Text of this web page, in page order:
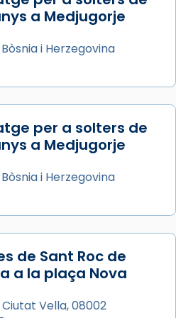
en agraïment al
de la visita apostòlica
a Barcelona, i als
de Barcelona.
el cardenal Joan
la missa i l’ha
auxiliar de Barcelona,
Barcelona
Juliana i
i màrtirs.
a Medjugorje
i Herzegovina
per a solters de
a Medjugorje
i Herzegovina
de Sant Roc de
a la plaça Nova
Ciutat Vella, 08002